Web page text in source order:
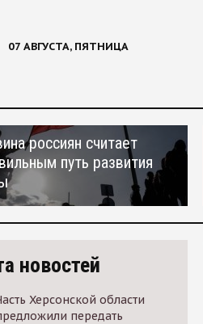
07 АВГУСТА, ПЯТНИЦА
россиян считает
путь развития
новостей
Херсонской области
передать